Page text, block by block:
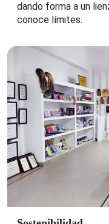
dando forma a un
conoce límites.